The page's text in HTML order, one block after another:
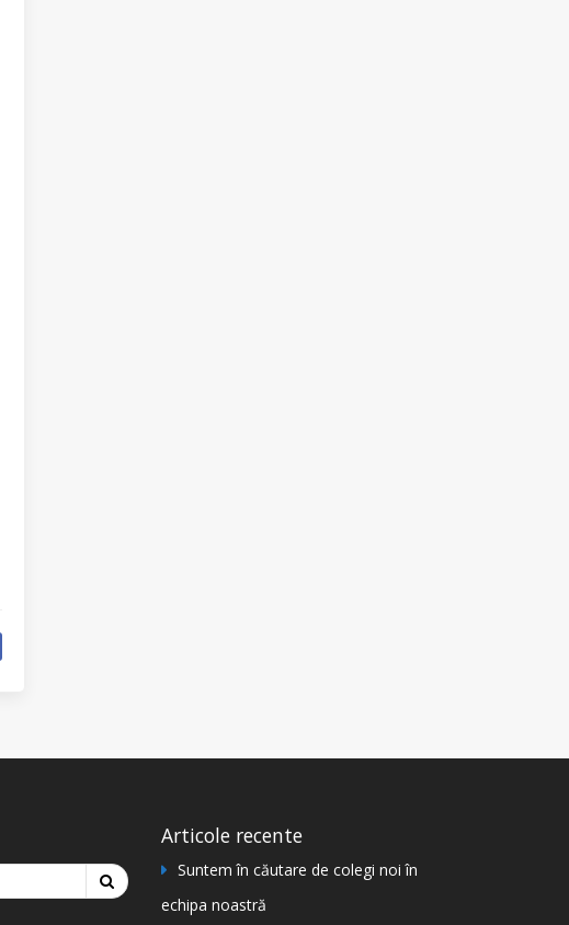
Articole recente
Suntem în căutare de colegi noi în
echipa noastră